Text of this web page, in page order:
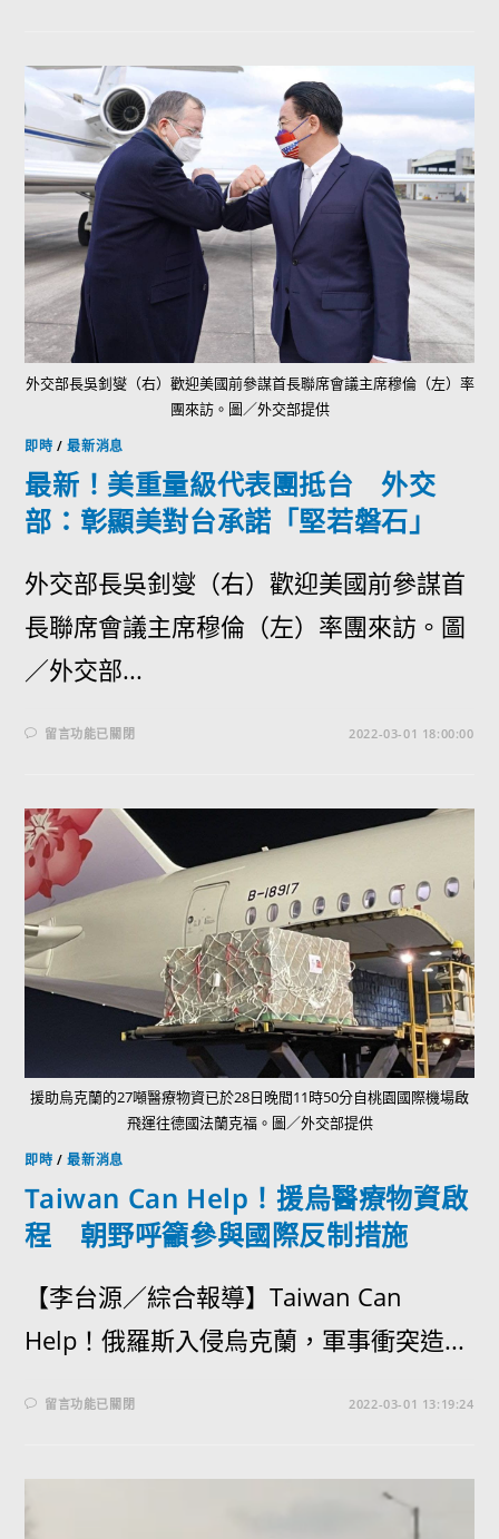
外交部長吳釗燮（右）歡迎美國前參謀首長聯席會議主席穆倫（左）率
團來訪。圖／外交部提供
即時 /最新消息
最新！美重量級代表團抵台 外交
部：彰顯美對台承諾「堅若磐石」
外交部長吳釗燮（右）歡迎美國前參謀首
長聯席會議主席穆倫（左）率團來訪。圖
／外交部...
留言功能已關閉 2022-03-01 18:00:00
援助烏克蘭的27噸醫療物資已於28日晚間11時50分自桃園國際機場啟
飛運往德國法蘭克福。圖／外交部提供
即時 /最新消息
Taiwan Can Help！援烏醫療物資啟
程 朝野呼籲參與國際反制措施
【李台源／綜合報導】Taiwan Can
Help！俄羅斯入侵烏克蘭，軍事衝突造...
留言功能已關閉 2022-03-01 13:19:24